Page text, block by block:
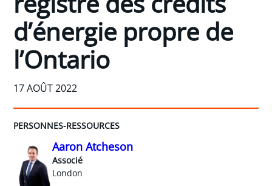
d’énergie propre de
l’Ontario
17 AOÛT 2022
PERSONNES-RESSOURCES
Aaron Atcheson
Associé
London